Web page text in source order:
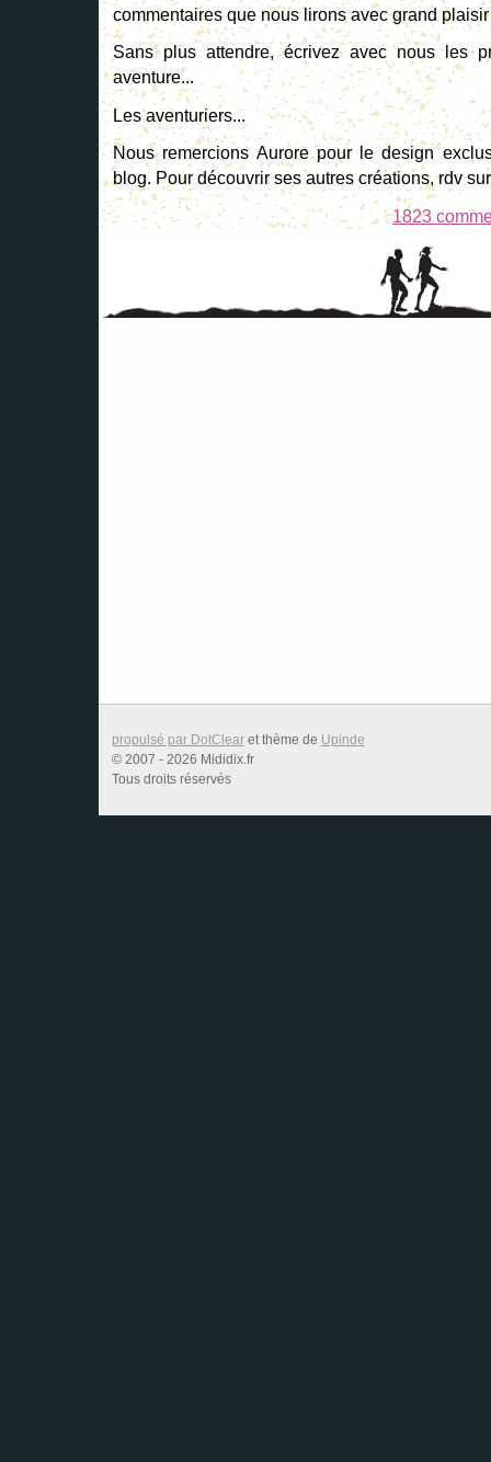
commentaires que nous lirons avec grand plaisir
Sans plus attendre, écrivez avec nous les
aventure...
Les aventuriers...
Nous remercions Aurore pour le design
blog. Pour découvrir ses autres créations, rdv
1823
propulsé par DotClearet thème de Upinde
© 2007 - 2026 Mididix.fr
Tous droits réservés